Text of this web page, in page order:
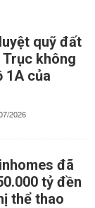
quỹ đất
không
1A của
2026
đã
tỷ đền
thể thao